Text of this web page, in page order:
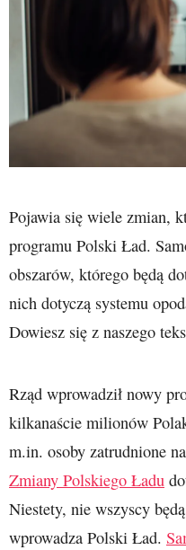
Pojawia się wiele zmian,
programu Polski Ład.
obszarów, którego będą
nich dotyczą systemu
Dowiesz się z naszego
Rząd wprowadził nowy
kilkanaście milionów
m.in. osoby zatrudnione
Zmiany Polskiego Ładu
Niestety, nie wszyscy
wprowadza Polski Ład.